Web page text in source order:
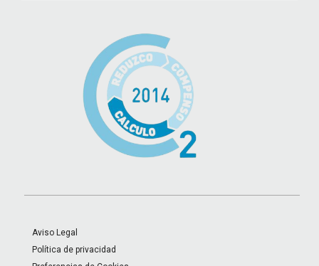
Aviso Legal
Política de privacidad